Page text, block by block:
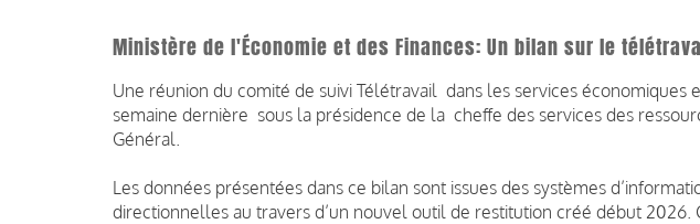
Ministère de l'Économie et des Finances: Un bilan sur le
Une réunion du comité de suivi Télétravail dans les services économiques
semaine dernière sous la présidence de la cheffe des services des
Général.
Les données présentées dans ce bilan sont issues des systèmes
directionnelles au travers d’un nouvel outil de restitution créé début 2026.